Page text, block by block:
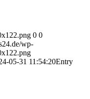
0 0
wp-
05-31 11:54:20Entry